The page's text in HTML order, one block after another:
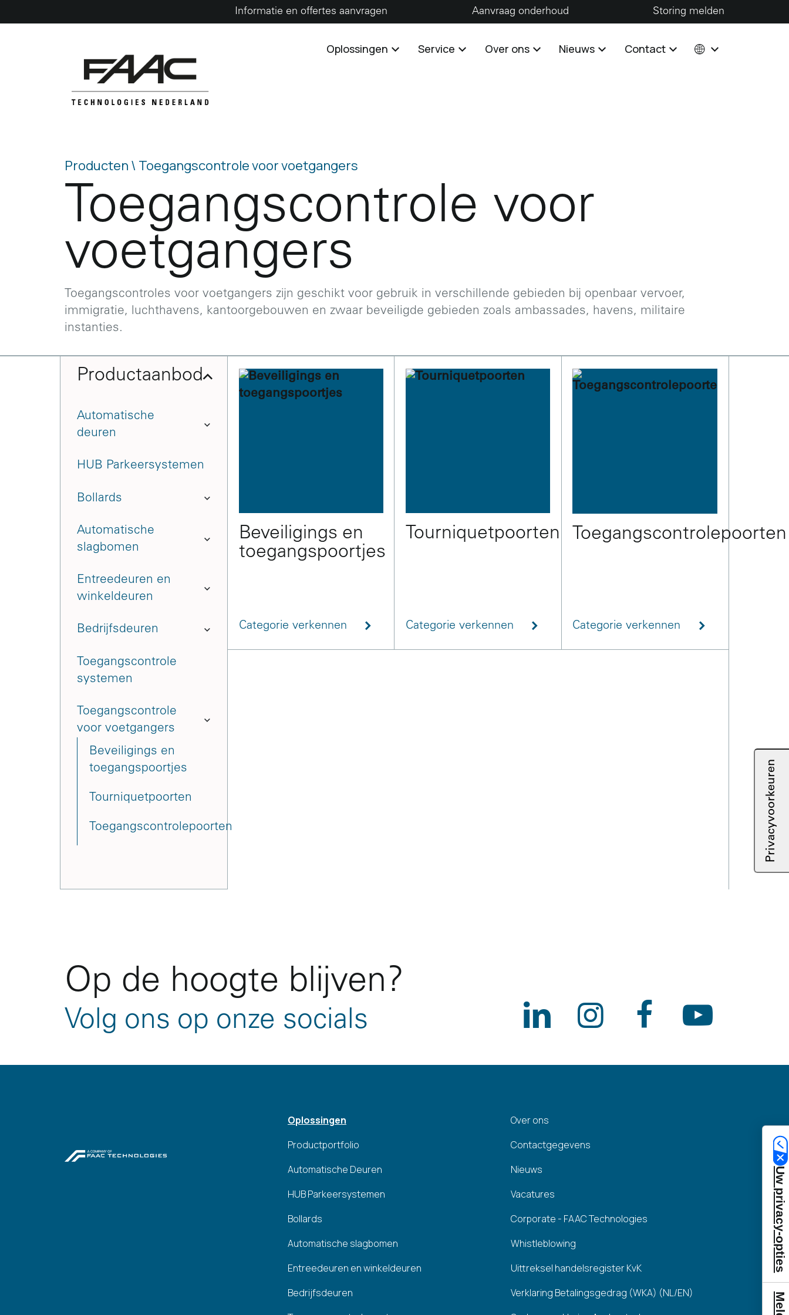
Informatie en offertes aanvragen Aanvraag onderhoud Storing melden
Oplossingen Service Over ons Nieuws Contact
Producten \ Toegangscontrole voor voetgangers
Toegangscontrole voor
voetgangers
Toegangscontroles voor voetgangers zijn geschikt voor gebruik in verschillende gebieden bij openbaar vervoer,
immigratie, luchthavens, kantoorgebouwen en zwaar beveiligde gebieden zoals ambassades, havens, militaire
instanties.
Productaanbod
Automatische
deuren
HUB Parkeersystemen
Bollards
Automatische
slagbomen
Entreedeuren en
winkeldeuren
Bedrijfsdeuren
Toegangscontrole
systemen
Toegangscontrole
voor voetgangers
Beveiligings en
toegangspoortjes
Tourniquetpoorten
Toegangscontrolepoorten
Beveiligings en
toegangspoortjes
Categorie verkennen
Tourniquetpoorten
Categorie verkennen
Toegangscontrolepoorten
Categorie verkennen
Op de hoogte blijven?
Volg ons op onze socials
Oplossingen
Productportfolio
Automatische Deuren
HUB Parkeersystemen
Bollards
Automatische slagbomen
Entreedeuren en winkeldeuren
Bedrijfsdeuren
Over ons
Contactgegevens
Nieuws
Vacatures
Corporate - FAAC Technologies
Whistleblowing
Uittreksel handelsregister KvK
Verklaring Betalingsgedrag (WKA) (NL/EN)
Uw privacy-opties